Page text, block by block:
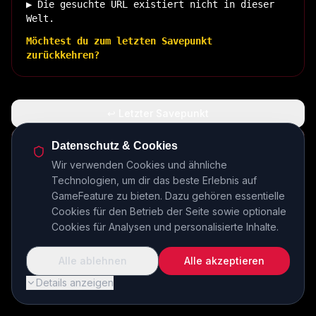
▶ Die gesuchte URL existiert nicht in dieser
Welt.
Möchtest du zum letzten Savepunkt
zurückkehren?
🏠 Zurück zur Basis
INSERT COIN TO CONTINUE...
Datenschutz & Cookies
Wir verwenden Cookies und ähnliche
Technologien, um dir das beste Erlebnis auf
GameFeature zu bieten. Dazu gehören essentielle
Cookies für den Betrieb der Seite sowie optionale
Cookies für Analysen und personalisierte Inhalte.
Details anzeigen
Alle ablehnen Alle akzeptieren